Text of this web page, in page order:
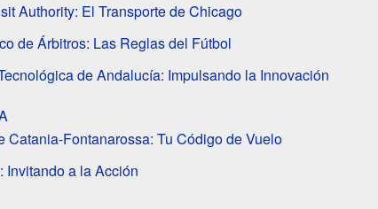
Authority: El Transporte de Chicago
de Árbitros: Las Reglas del Fútbol
de Andalucía: Impulsando la Innovación
Catania-Fontanarossa: Tu Código de Vuelo
Invitando a la Acción